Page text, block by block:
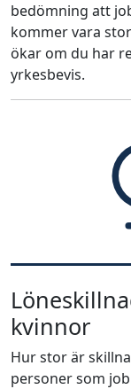
bedömning att
kommer vara
ökar om du har
yrkesbevis.
kvinnor
Hur stor är
personer som